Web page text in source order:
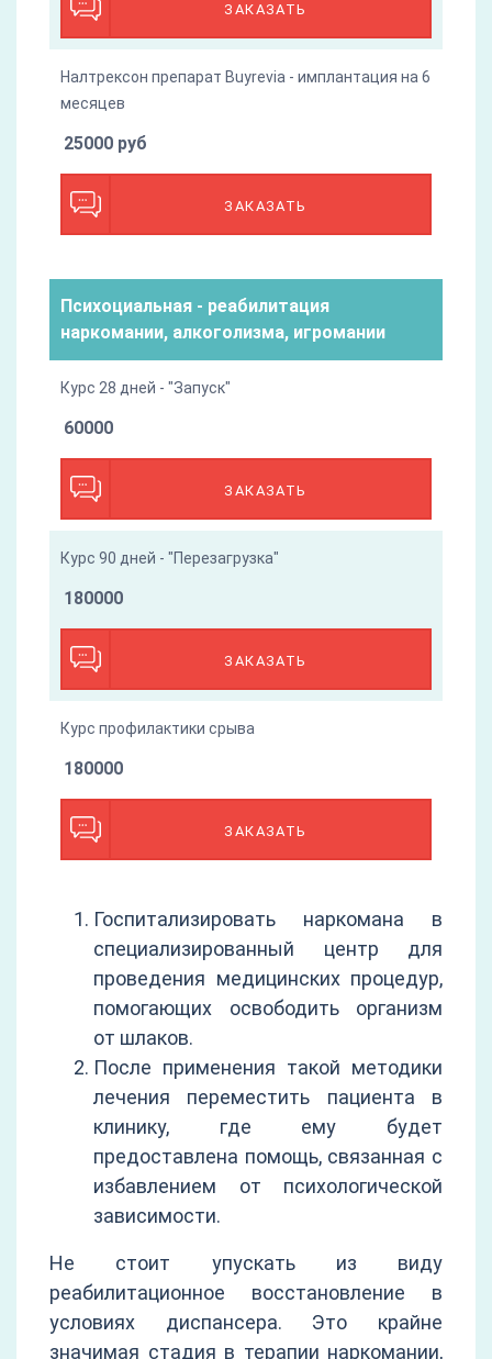
ЗАКАЗАТЬ
Налтрексон препарат Buyrevia - имплантация на 6
месяцев
ЗАКАЗАТЬ
25000 руб
Психоциальная - реабилитация
наркомании, алкоголизма, игромании
Курс 28 дней - "Запуск"
ЗАКАЗАТЬ
60000
Курс 90 дней - "Перезагрузка"
ЗАКАЗАТЬ
180000
Курс профилактики срыва
ЗАКАЗАТЬ
180000
Госпитализировать наркомана в
специализированный центр для
проведения медицинских процедур,
помогающих освободить организм
от шлаков.
После применения такой методики
лечения переместить пациента в
клинику, где ему будет
предоставлена помощь, связанная с
избавлением от психологической
зависимости.
Не стоит упускать из виду
реабилитационное восстановление в
условиях диспансера. Это крайне
значимая стадия в терапии наркомании,